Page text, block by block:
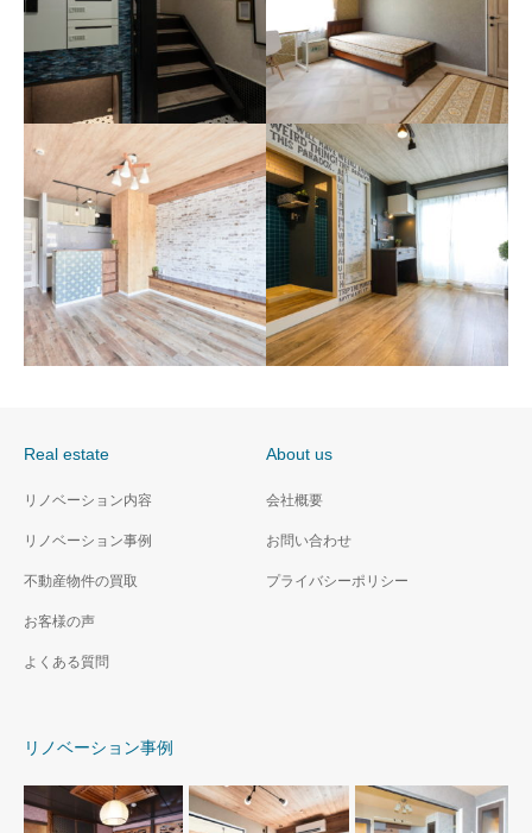
神戸市中央区 テナント
ビル（木造）
神戸市中央区 シェアハ
ウス（S造）
Real estate
リノベーション内容
リノベーション事例
不動産物件の買取
お客様の声
よくある質問
About us
会社概要
お問い合わせ
プライバシーポリシー
リノベーション事例